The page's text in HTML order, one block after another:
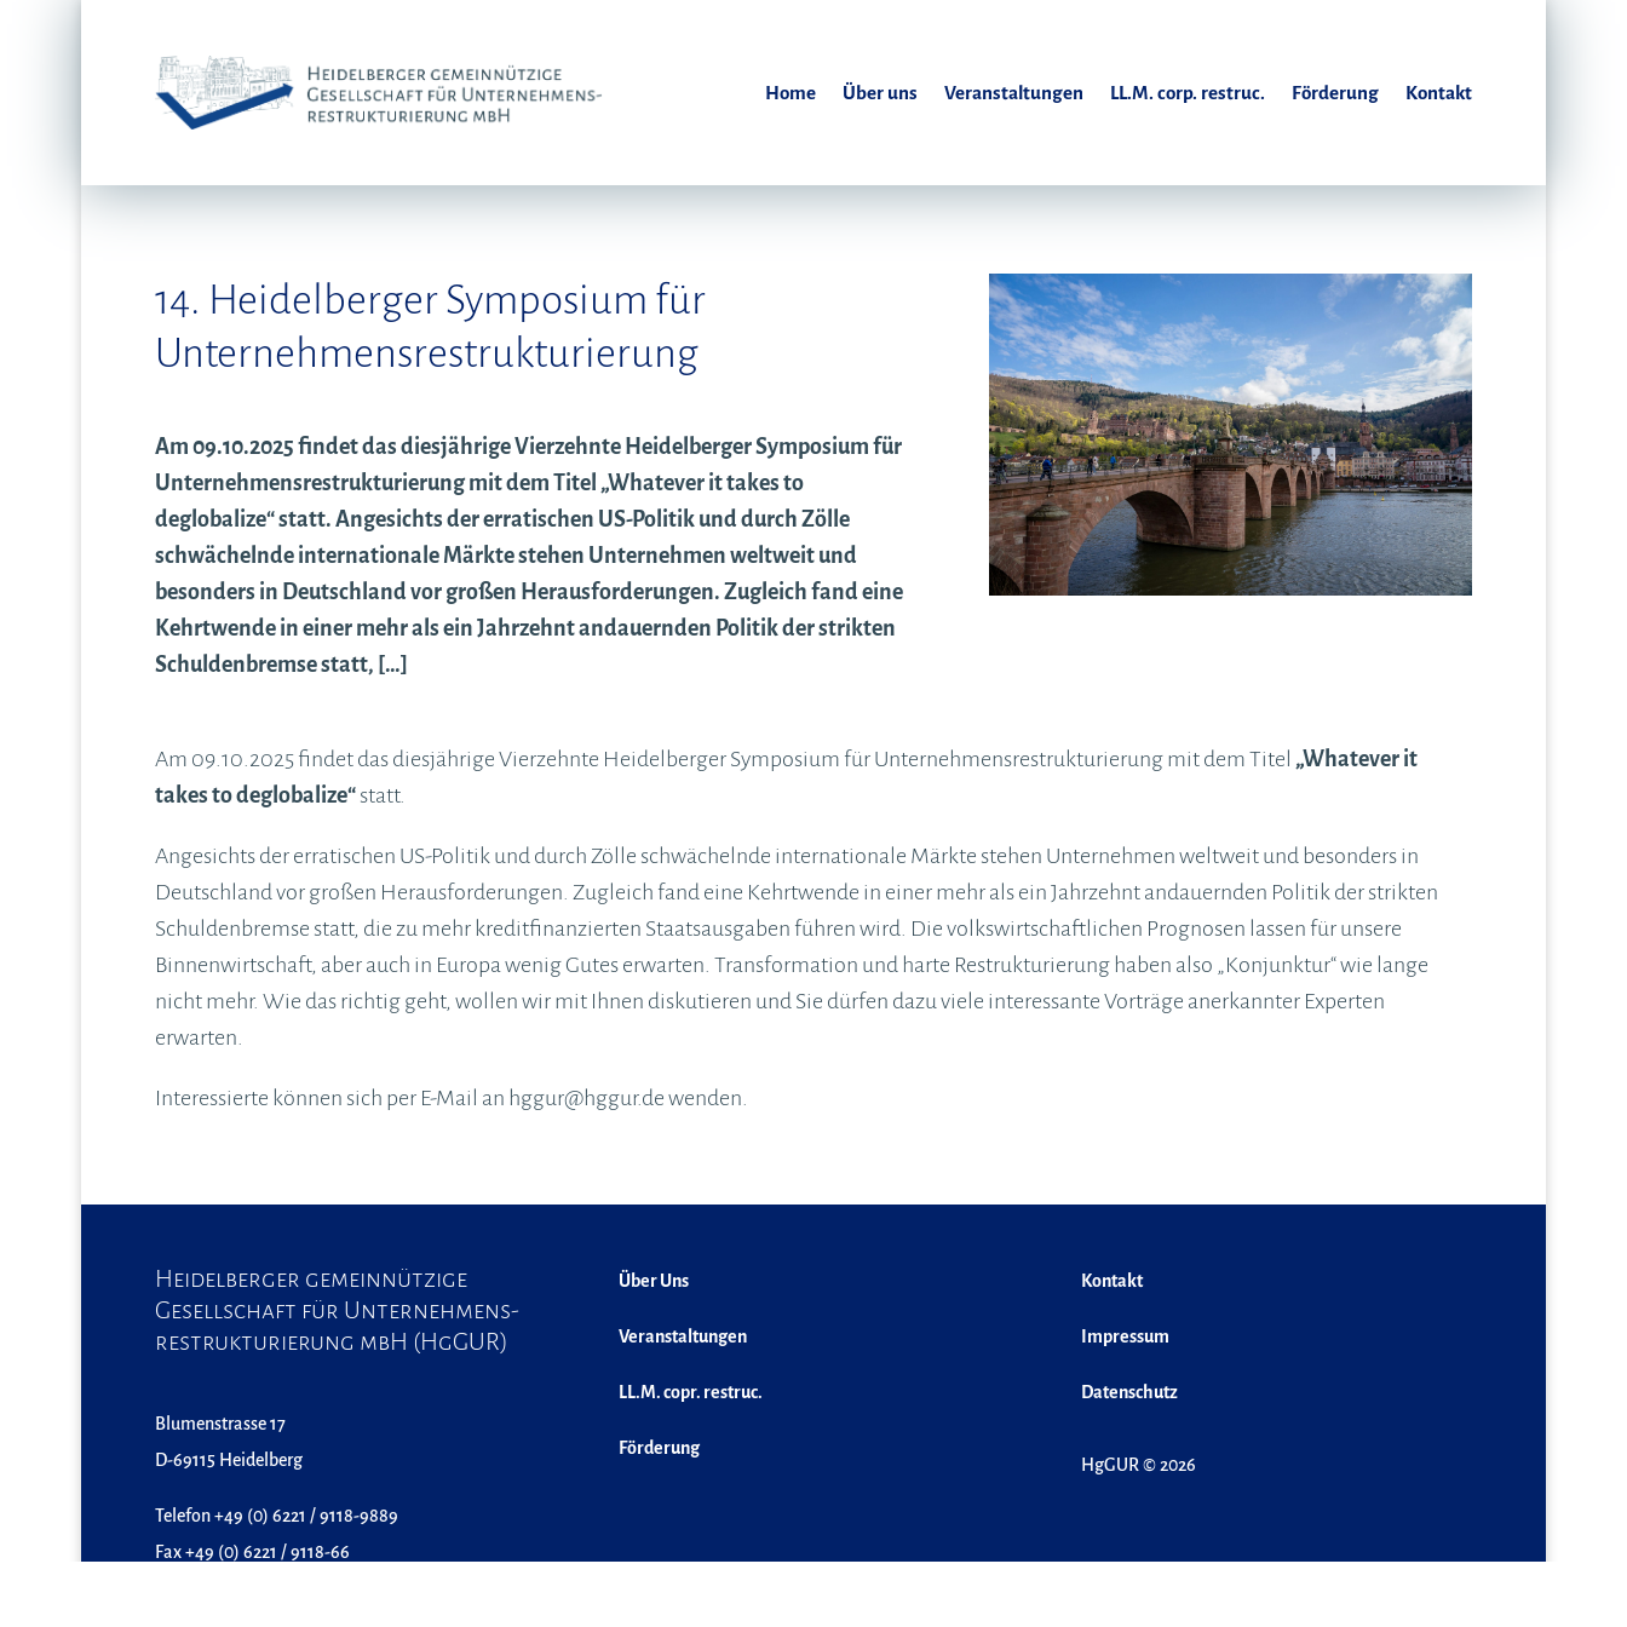
Home Über uns Veranstaltungen LL.M. corp. restruc. Förderung Kontakt
14. Heidelberger Symposium für
Unternehmensrestrukturierung
Am 09.10.2025 findet das diesjährige Vierzehnte Heidelberger Symposium für
Unternehmensrestrukturierung mit dem Titel „Whatever it takes to
deglobalize“ statt. Angesichts der erratischen US-Politik und durch Zölle
schwächelnde internationale Märkte stehen Unternehmen weltweit und
besonders in Deutschland vor großen Herausforderungen. Zugleich fand eine
Kehrtwende in einer mehr als ein Jahrzehnt andauernden Politik der strikten
Schuldenbremse statt, […]
Am 09.10.2025 findet das diesjährige Vierzehnte Heidelberger Symposium für Unternehmensrestrukturierung mit dem Titel „Whatever it
takes to deglobalize“statt.
Angesichts der erratischen US-Politik und durch Zölle schwächelnde internationale Märkte stehen Unternehmen weltweit und besonders in
Deutschland vor großen Herausforderungen. Zugleich fand eine Kehrtwende in einer mehr als ein Jahrzehnt andauernden Politik der strikten
Schuldenbremse statt, die zu mehr kreditfinanzierten Staatsausgaben führen wird. Die volkswirtschaftlichen Prognosen lassen für unsere
Binnenwirtschaft, aber auch in Europa wenig Gutes erwarten. Transformation und harte Restrukturierung haben also „Konjunktur“ wie lange
nicht mehr. Wie das richtig geht, wollen wir mit Ihnen diskutieren und Sie dürfen dazu viele interessante Vorträge anerkannter Experten
erwarten.
Interessierte können sich per E-Mail an hggur@hggur.de wenden.
Heidelberger gemeinnützige
Gesellschaft für Unternehmens-
restrukturierung mbH (HgGUR)
Blumenstrasse 17
D-69115 Heidelberg
Telefon +49 (0) 6221 / 9118-9889
Fax +49 (0) 6221 / 9118-66
Über Uns
Veranstaltungen
LL.M. copr. restruc.
Förderung
Kontakt
Impressum
Datenschutz
HgGUR © 2026